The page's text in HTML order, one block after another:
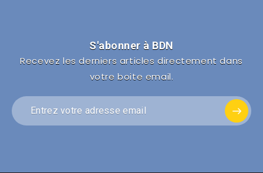
S'abonner à BDN
Recevez les derniers articles directement dans
votre boite email.